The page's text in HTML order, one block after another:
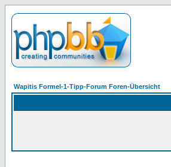
Wapitis Formel-1-Tipp-Forum Foren-Übersicht